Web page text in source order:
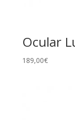
Ocular
189,00€